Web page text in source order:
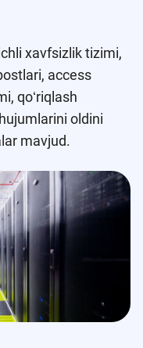
xavfsizlik tizimi,
access
qoʻriqlash
oldini
mavjud.